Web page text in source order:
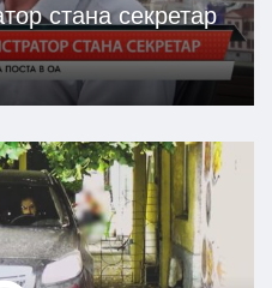
стана секретар